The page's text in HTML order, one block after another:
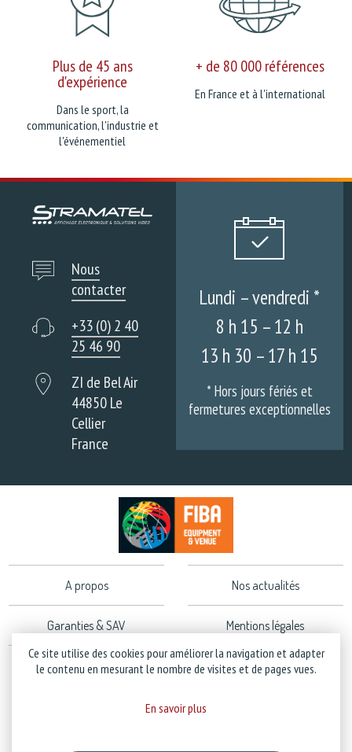
Plus de 45 ans
d'expérience
Dans le sport, la
communication, l'industrie et
l'événementiel
+ de 80 000 références
En France et à l'international
Nous
contacter
+33 (0) 2 40
25 46 90
ZI de Bel Air
44850 Le
Cellier
France
Lundi – vendredi *
8 h 15 – 12 h
13 h 30 – 17 h 15
* Hors jours fériés et
fermetures exceptionnelles
A propos Nos actualités
Garanties & SAV Mentions légales
Politique de confidentialité
Ce site utilise des cookies pour améliorer la navigation et adapter
le contenu en mesurant le nombre de visites et de pages vues.
En savoir plus